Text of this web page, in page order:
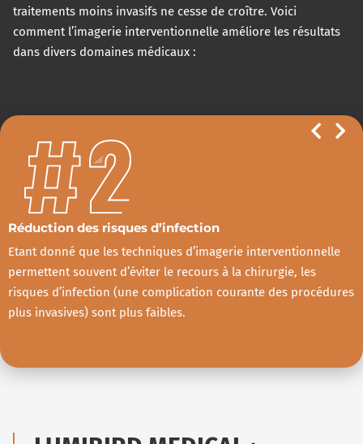
traitements moins invasifs ne cesse de croître. Voici
comment l’imagerie interventionnelle améliore les résultats
dans divers domaines médicaux :
Réduction des risques d’infection
Etant donné que les techniques d’imagerie interventionnelle
permettent souvent d’éviter le recours à la chirurgie, les
risques d’infection (une complication courante des procédures
plus invasives) sont plus faibles.